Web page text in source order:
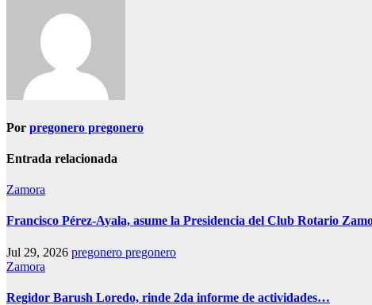
Por pregonero pregonero
Entrada relacionada
Zamora
Francisco Pérez-Ayala, asume la Presidencia del Club Rotario
Jul 29, 2026 pregonero pregonero
Zamora
Regidor Barush Loredo, rinde 2da informe de actividades…